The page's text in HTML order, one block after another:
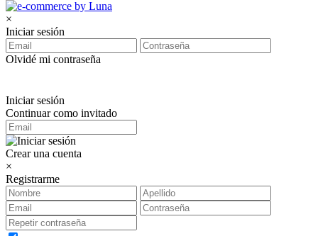
×
Iniciar sesión
Olvidé mi contraseña
Iniciar sesión
Continuar como invitado
Crear una cuenta
×
Registrarme